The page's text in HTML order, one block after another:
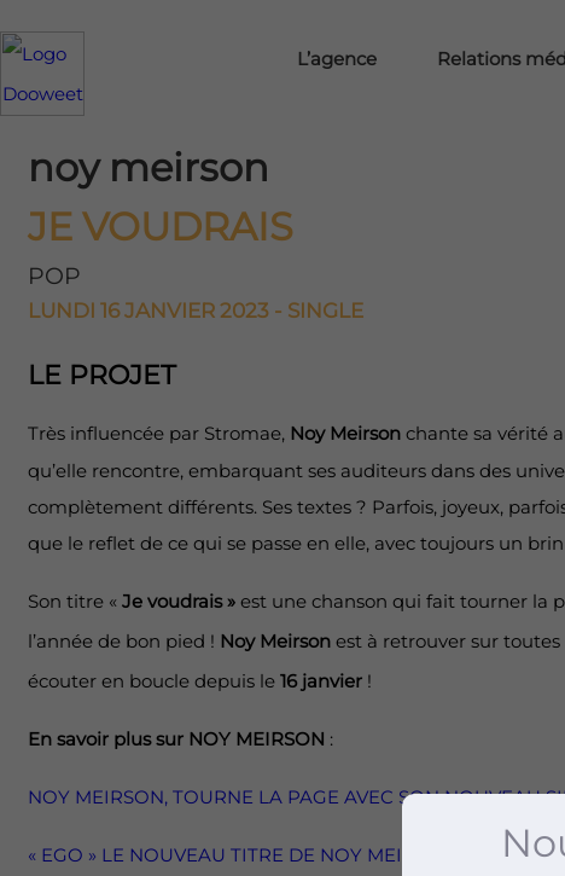
L’agence Relations
noy meirson
JE VOUDRAIS
POP
LUNDI 16 JANVIER 2023 - SINGLE
LE PROJET
Très influencée par Stromae, Noy Meirsonchante sa vérité
qu’elle rencontre, embarquant ses auditeurs dans des
complètement différents. Ses textes ? Parfois, joyeux,
que le reflet de ce qui se passe en elle, avec toujours un
Son titre « Je voudrais » est une chanson qui fait tourner la
l’année de bon pied ! Noy Meirsonest à retrouver sur toutes
écouter en boucle depuis le 16 janvier!
En savoir plus sur NOY MEIRSON :
NOY MEIRSON, TOURNE LA PAGE AVEC SON NOUVEAU
« EGO » LE NOUVEAU TITRE DE NOY MEIRSON.